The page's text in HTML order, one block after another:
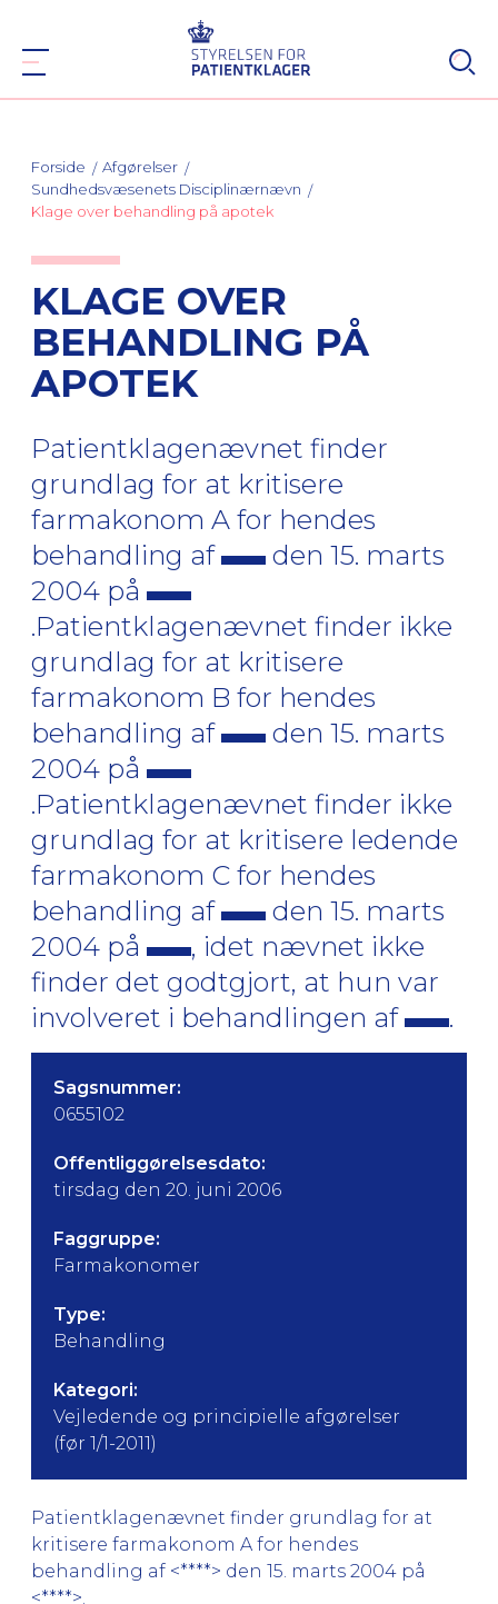
Forside
Afgørelser
Sundhedsvæsenets Disciplinærnævn
Klage over behandling på apotek
KLAGE OVER
BEHANDLING PÅ
APOTEK
Patientklagenævnet finder
grundlag for at kritisere
farmakonom A for hendes
behandling af
den 15. marts
2004 på
.Patientklagenævnet finder ikke
grundlag for at kritisere
farmakonom B for hendes
behandling af
den 15. marts
2004 på
.Patientklagenævnet finder ikke
grundlag for at kritisere ledende
farmakonom C for hendes
behandling af
den 15. marts
2004 på
, idet nævnet ikke
finder det godtgjort, at hun var
involveret i behandlingen af
.
Sagsnummer:
0655102
Offentliggørelsesdato:
tirsdag den 20. juni 2006
Faggruppe:
Farmakonomer
Type:
Behandling
Kategori:
Vejledende og principielle afgørelser
(før 1/1-2011)
Patientklagenævnet finder grundlag for at
kritisere farmakonom A for hendes
behandling af <****> den 15. marts 2004 på
<****>.